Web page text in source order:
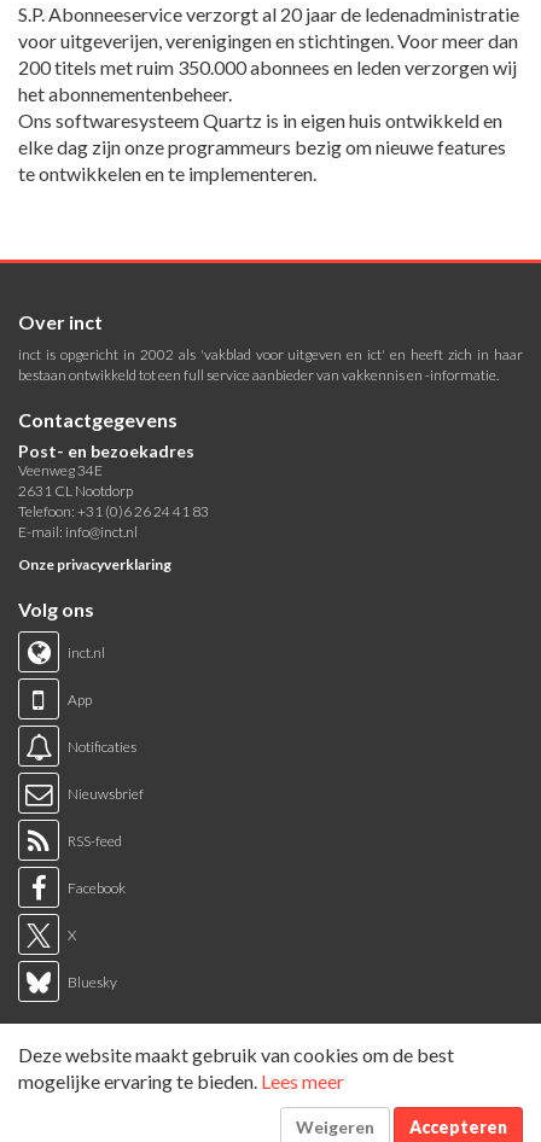
S.P. Abonneeservice verzorgt al 20 jaar de ledenadministratie
voor uitgeverijen, verenigingen en stichtingen. Voor meer dan
200 titels met ruim 350.000 abonnees en leden verzorgen wij
het abonnementenbeheer.
Ons softwaresysteem Quartz is in eigen huis ontwikkeld en
elke dag zijn onze programmeurs bezig om nieuwe features
te ontwikkelen en te implementeren.
Over inct
inct is opgericht in 2002 als 'vakblad voor uitgeven en ict' en heeft zich in haar
bestaan ontwikkeld tot een full service aanbieder van vakkennis en -informatie.
Contactgegevens
Post- en bezoekadres
Veenweg 34E
2631 CL Nootdorp
Telefoon: +31 (0)6 26 24 41 83
E-mail: info@inct.nl
Onze privacyverklaring
Volg ons
inct.nl
App
Notificaties
Nieuwsbrief
RSS-feed
Facebook
X
Bluesky
Sitemap
Tags overzicht
Deze website maakt gebruik van cookies om de best
mogelijke ervaring te bieden. Lees meer
Weigeren Accepteren